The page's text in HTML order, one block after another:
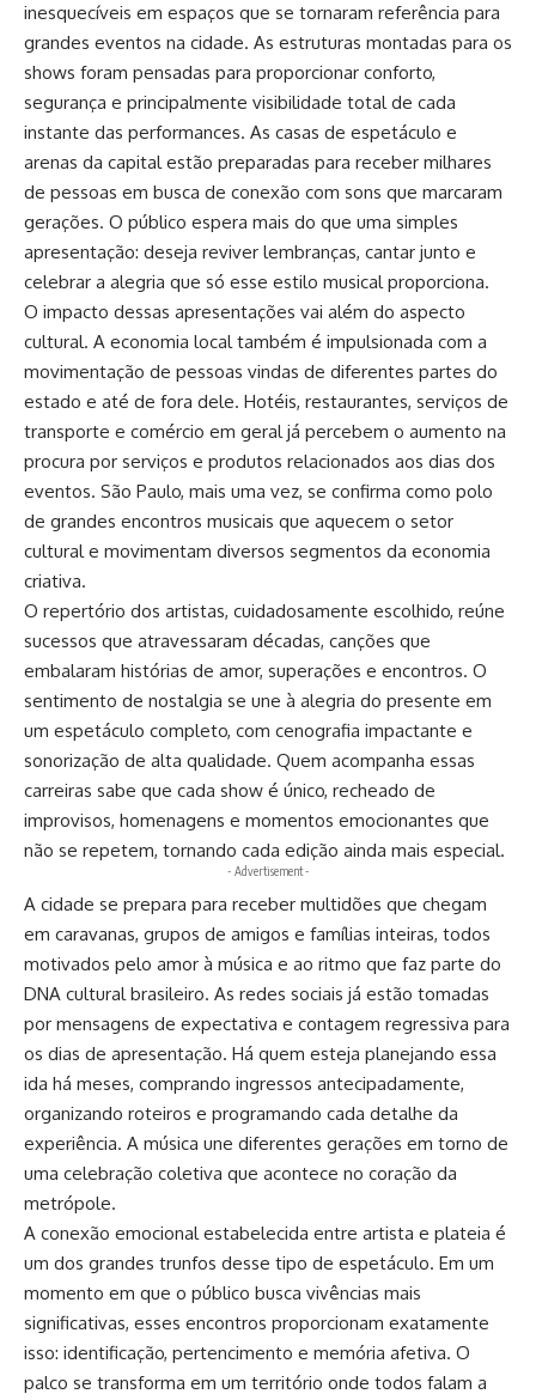
inesquecíveis em espaços que se tornaram referência para
grandes eventos na cidade. As estruturas montadas para os
shows foram pensadas para proporcionar conforto,
segurança e principalmente visibilidade total de cada
instante das performances. As casas de espetáculo e
arenas da capital estão preparadas para receber milhares
de pessoas em busca de conexão com sons que marcaram
gerações. O público espera mais do que uma simples
apresentação: deseja reviver lembranças, cantar junto e
celebrar a alegria que só esse estilo musical proporciona.
O impacto dessas apresentações vai além do aspecto
cultural. A economia local também é impulsionada com a
movimentação de pessoas vindas de diferentes partes do
estado e até de fora dele. Hotéis, restaurantes, serviços de
transporte e comércio em geral já percebem o aumento na
procura por serviços e produtos relacionados aos dias dos
eventos. São Paulo, mais uma vez, se confirma como polo
de grandes encontros musicais que aquecem o setor
cultural e movimentam diversos segmentos da economia
criativa.
O repertório dos artistas, cuidadosamente escolhido, reúne
sucessos que atravessaram décadas, canções que
embalaram histórias de amor, superações e encontros. O
sentimento de nostalgia se une à alegria do presente em
um espetáculo completo, com cenografia impactante e
sonorização de alta qualidade. Quem acompanha essas
carreiras sabe que cada show é único, recheado de
improvisos, homenagens e momentos emocionantes que
não se repetem, tornando cada edição ainda mais especial.
- Advertisement -
A cidade se prepara para receber multidões que chegam
em caravanas, grupos de amigos e famílias inteiras, todos
motivados pelo amor à música e ao ritmo que faz parte do
DNA cultural brasileiro. As redes sociais já estão tomadas
por mensagens de expectativa e contagem regressiva para
os dias de apresentação. Há quem esteja planejando essa
ida há meses, comprando ingressos antecipadamente,
organizando roteiros e programando cada detalhe da
experiência. A música une diferentes gerações em torno de
uma celebração coletiva que acontece no coração da
metrópole.
A conexão emocional estabelecida entre artista e plateia é
um dos grandes trunfos desse tipo de espetáculo. Em um
momento em que o público busca vivências mais
significativas, esses encontros proporcionam exatamente
isso: identificação, pertencimento e memória afetiva. O
palco se transforma em um território onde todos falam a